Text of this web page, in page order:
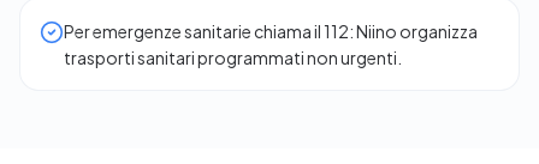
Per emergenze sanitarie chiama il 112: Niino organizza
trasporti sanitari programmati non urgenti.